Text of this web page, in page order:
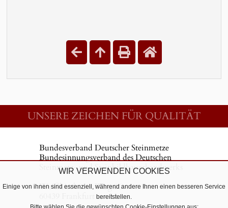
UNSERE ZEICHEN FÜR QUALITÄT
Bundesverband Deutscher Steinmetze
Bundesinnungsverband des Deutschen
Steinmetz- und Steinbildhauerhandwerks
Weißkirchener Weg 16
60439 Frankfurt am Main
WIR VERWENDEN COOKIES
Einige von ihnen sind essenziell, während andere Ihnen einen besseren Service
bereitstellen.